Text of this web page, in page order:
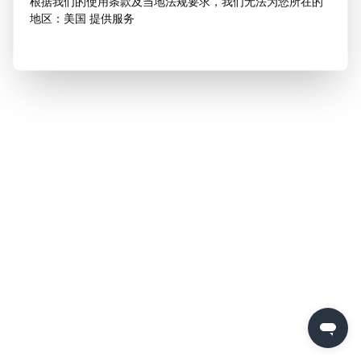
地区：美国 提供服务